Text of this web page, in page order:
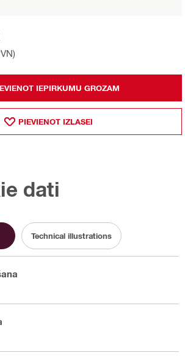
IEPIRKUMU GROZAM
PIEVIENOT IZLASEI
dati
Technical illustrations